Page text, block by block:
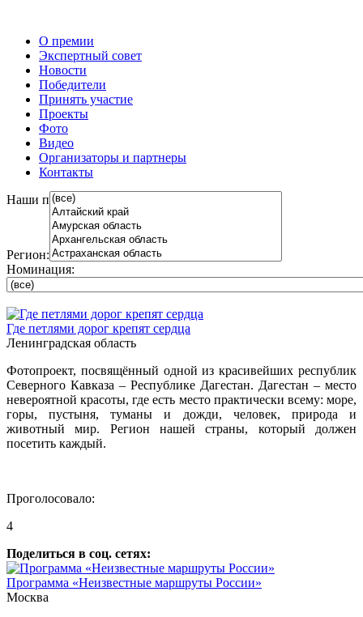
О премии
Экспертный совет
Новости
Победители
Принять участие
Проекты
Фото
Видео
Организаторы и партнеры
Контакты
Наши проекты
Регион:
Номинация:
Где петлями дорог крепят сердца
Ленинградская область
Фотопроект, посвящённый одной из красивейших республик
Северного Кавказа – Республике Дагестан. Дагестан – место
невероятной красоты, где есть место практически всему: море,
горы, пустыня, туманы и дожди, человек, природа и
животный мир. Регион нашей страны, который должен
посетить каждый.
Проголосовало:
4
Поделиться в соц. сетях:
Программа «Неизвестные маршруты России»
Москва